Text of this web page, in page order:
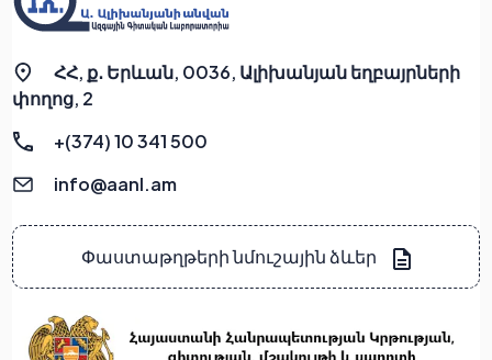
ՀՀ, ք․ Երևան, 0036, Ալիխանյան եղբայրների
փողոց, 2
+(374) 10 341 500
info@aanl.am
Փաստաթղթերի նմուշային ձևեր